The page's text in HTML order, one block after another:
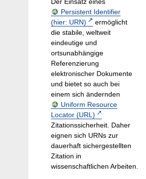
Der Einsatz eines
Persistent Identifier
(hier: URN)
ermöglicht
die stabile, weltweit
eindeutige und
ortsunabhängige
Referenzierung
elektronischer Dokumente
und bietet so auch bei
einem sich ändernden
Uniform Resource
Locator (URL)
Zitationssicherheit. Daher
eignen sich URNs zur
dauerhaft sichergestellten
Zitation in
wissenschaftlichen Arbeiten.